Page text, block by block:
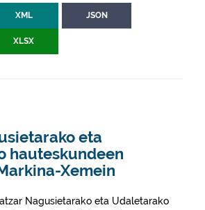
XML JSON
XLSX
eta
hauteskundeen
Xemein
Nagusietarako eta Udaletarako